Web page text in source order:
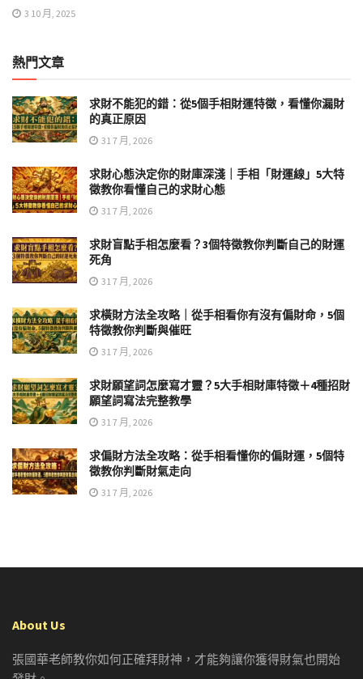
3 10 月, 2025
熱門文章
求財不能犯的錯：從5個手相財運特徵，看懂你漏財
的真正原因
31 7 月, 2026
求財心態決定你的財庫深淺｜手相「財運線」5大特
徵教你看懂自己的求財心態
31 7 月, 2026
求財盲點手相怎麼看？3個特徵教你判斷自己的財運
死角
31 7 月, 2026
求橫財方法全攻略｜從手相看你有沒有偏財命，5個
特徵教你判斷與催旺
31 7 月, 2026
求財願望詞怎麼寫才靈？5大手相財庫特徵＋4種招財
願望詞寫法完整教學
31 7 月, 2026
求偏財方法全攻略：從手相看懂你的偏財運，5個特
徵教你判斷財氣走向
31 7 月, 2026
About Us
張國華老師教你如何正確拜財神，才能夠讓你獲得財氣也開始